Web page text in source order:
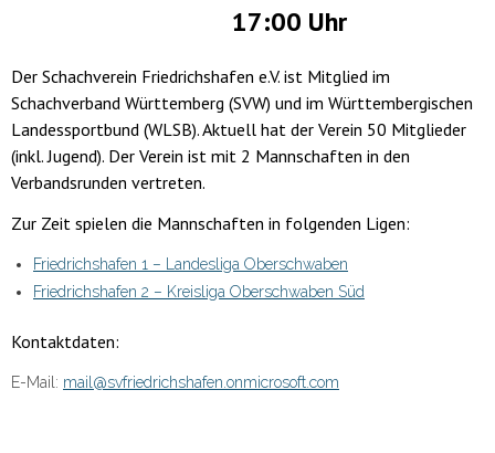
17:00 Uhr
Der Schachverein Friedrichshafen e.V. ist Mitglied im
Schachverband Württemberg (SVW) und im Württembergischen
Landessportbund (WLSB). Aktuell hat der Verein 50 Mitglieder
(inkl. Jugend). Der Verein ist mit 2 Mannschaften in den
Verbandsrunden vertreten.
Zur Zeit spielen die Mannschaften in folgenden Ligen:
Friedrichshafen 1 – Landesliga Oberschwaben
Friedrichshafen 2 – Kreisliga Oberschwaben Süd
Kontaktdaten:
E-Mail: mail@svfriedrichshafen.onmicrosoft.com